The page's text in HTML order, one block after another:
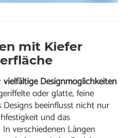
mit Kiefer
vielfältige Designmöglichkeiten
oder glatte, feine
beeinflusst nicht nur
und das
verschiedenen Längen